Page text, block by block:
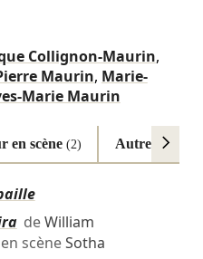
Collignon-Maurin,
Maurin, Marie-
Marie Maurin
en scène (2) Autres (1)
deWilliam
scèneSotha